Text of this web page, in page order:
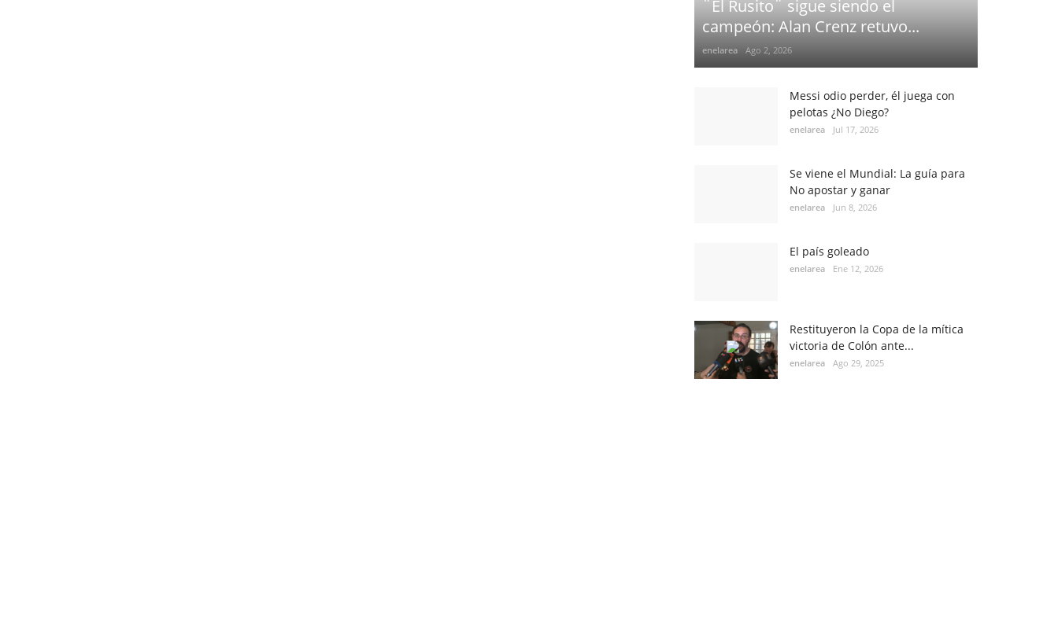
¨El Rusito¨ sigue siendo el
campeón: Alan Crenz retuvo...
enelarea Ago 2, 2026
Messi odio perder, él juega con
pelotas ¿No Diego?
enelarea Jul 17, 2026
Se viene el Mundial: La guía para
No apostar y ganar
enelarea Jun 8, 2026
El país goleado
enelarea Ene 12, 2026
Restituyeron la Copa de la mítica
victoria de Colón ante...
enelarea Ago 29, 2025